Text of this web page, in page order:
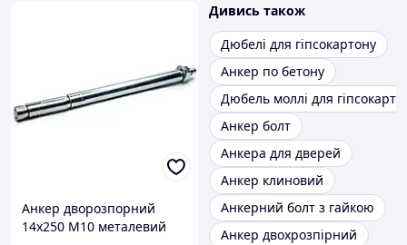
Анкер дворозпорний
14х250 М10 металевий
Дивись також
Дюбелі для гіпсокартону
Анкер по бетону
Дюбель моллі для
Анкер болт
Анкера для дверей
Анкер клиновий
Анкерний болт з гайкою
Анкер двохрозпірний